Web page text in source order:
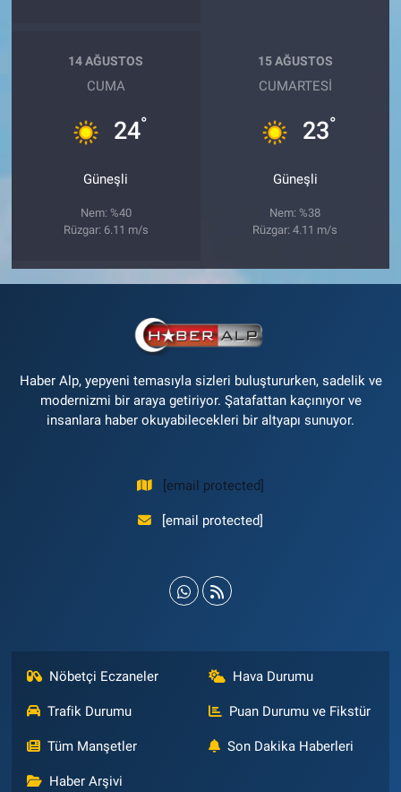
14 AĞUSTOS
CUMA
24°
Güneşli
Nem: %40
Rüzgar: 6.11 m/s
15 AĞUSTOS
CUMARTESI
23°
Güneşli
Nem: %38
Rüzgar: 4.11 m/s
Haber Alp, yepyeni temasıyla sizleri buluştururken, sadelik ve
modernizmi bir araya getiriyor. Şatafattan kaçınıyor ve
insanlara haber okuyabilecekleri bir altyapı sunuyor.
[email protected]
[email protected]
Nöbetçi Eczaneler Hava Durumu
Trafik Durumu Puan Durumu ve Fikstür
Tüm Manşetler Son Dakika Haberleri
Haber Arşivi